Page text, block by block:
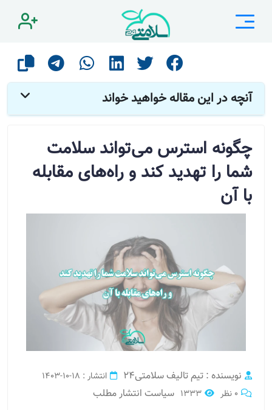
صفحه اصلی
مشاوره
چگونه استرس می‌تواند سلامت شما را تهدید کند و راه‌های مقابله با آن
آنچه در این مقاله خواهید خواند
چگونه استرس می‌تواند سلامت
شما را تهدید کند و راه‌های مقابله
با آن
نویسنده : تیم تالیف سلامتی24
انتشار : 18-10-1403
0 نظر
1333 سیاست انتشار مطلب